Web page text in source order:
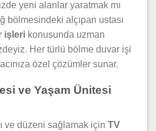
yeni alanlar yaratmak mı
bölmesindeki alçıpan ustası
işleri konusunda uzman
Her türlü bölme duvar işi
özel çözümler sunar.
ve Yaşam Ünitesi
ve düzeni sağlamak için TV